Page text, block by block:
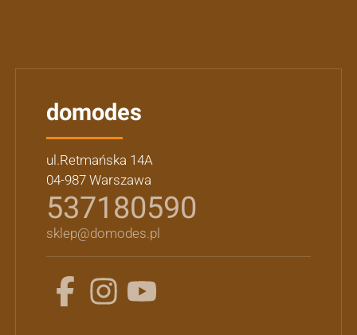
domodes
ul.Retmańska 14A
04-987 Warszawa
537180590
sklep@domodes.pl